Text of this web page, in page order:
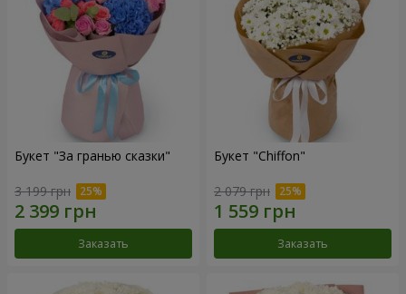
Букет "За гранью сказки"
3 199 грн
Заказать
Букет "Chiffon"
2 079 грн
Заказать